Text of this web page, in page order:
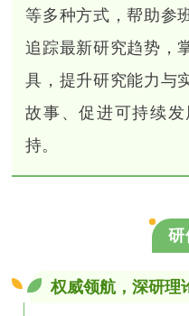
等多种方式，帮助参
追踪最新研究趋势，
具，提升研究能力与
故事、促进可持续
持。
研
权威领航，深研理